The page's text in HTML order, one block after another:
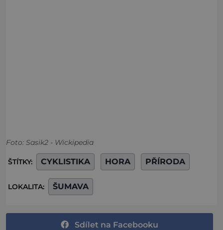
Foto: Sasik2 - Wickipedia
ŠTÍTKY: CYKLISTIKA HORA PŘÍRODA
LOKALITA: ŠUMAVA
Sdílet na Facebooku